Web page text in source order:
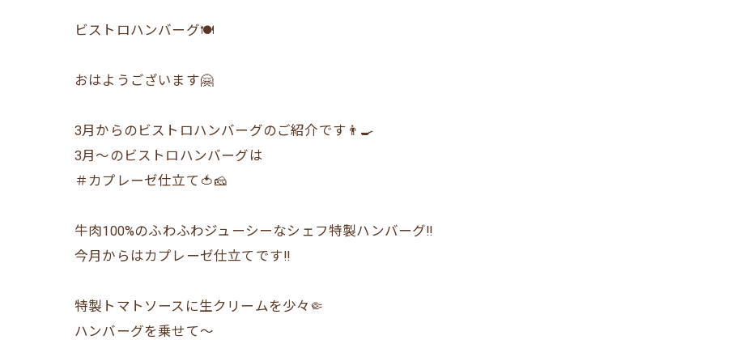
ビストロハンバーグ🍽
おはようございます🤗
3月からのビストロハンバーグのご紹介です👨‍🍳
3月〜のビストロハンバーグは
＃カプレーゼ仕立て🍅🧀
牛肉100%のふわふわジューシーなシェフ特製ハンバーグ‼︎
今月からはカプレーゼ仕立てです‼️
特製トマトソースに生クリームを少々🤏
ハンバーグを乗せて〜